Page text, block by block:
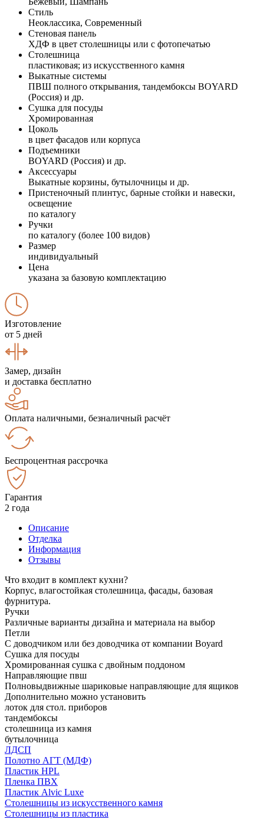
Стиль
Неоклассика, Современный
Стеновая панель
ХДФ в цвет столешницы или с фотопечатью
Столешница
пластиковая; из искусственного камня
Выкатные системы
ПВШ полного открывания, тандембоксы BOYARD
(Россия) и др.
Сушка для посуды
Хромированная
Цоколь
в цвет фасадов или корпуса
Подъемники
BOYARD (Россия) и др.
Аксессуары
Выкатные корзины, бутылочницы и др.
Пристеночный плинтус, барные стойки и навески,
освещение
по каталогу
Ручки
по каталогу (более 100 видов)
Размер
индивидуальный
Цена
указана за базовую комплектацию
Изготовление
от 5 дней
Замер, дизайн
и доставка бесплатно
Оплата наличными, безналичный расчёт
Беспроцентная рассрочка
Гарантия
2 года
Описание
Отделка
Информация
Отзывы
Что входит в комплект кухни?
Корпус, влагостойкая столешница, фасады, базовая
фурнитура.
Ручки
Различные варианты дизайна и материала на выбор
Петли
С доводчиком или без доводчика от компании Boyard
Сушка для посуды
Хромированная сушка с двойным поддоном
Направляющие пвш
Полновыдвижные шариковые направляющие для ящиков
Дополнительно можно установить
лоток для стол. приборов
тандембоксы
столешница из камня
бутылочница
ЛДСП
Полотно АГТ (МДФ)
Пластик HPL
Пленка ПВХ
Пластик Alvic Luxe
Столешницы из искусственного камня
Столешницы из пластика